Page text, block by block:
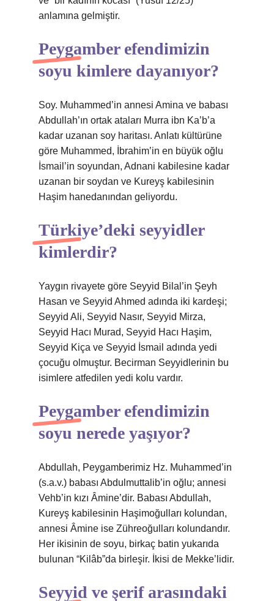
anlamına gelmiştir.
Peygamber efendimizin
soyu kimlere dayanıyor?
Soy. Muhammed’in annesi Amina ve babası
Abdullah’ın ortak ataları Murra ibn Ka’b’a
kadar uzanan soy haritası. Anlatı kültürüne
göre Muhammed, İbrahim’in en büyük oğlu
İsmail’in soyundan, Adnani kabilesine kadar
uzanan bir soydan ve Kureyş kabilesinin
Haşim hanedanından geliyordu.
Türkiye’deki seyyidler
kimlerdir?
Yaygın rivayete göre Seyyid Bilal’in Şeyh
Hasan ve Seyyid Ahmed adında iki kardeşi;
Seyyid Ali, Seyyid Nasır, Seyyid Mirza,
Seyyid Hacı Murad, Seyyid Hacı Haşim,
Seyyid Kiça ve Seyyid İsmail adında yedi
çocuğu olmuştur. Becirman Seyyidlerinin bu
isimlere atfedilen yedi kolu vardır.
Peygamber efendimizin
soyu nerede yaşıyor?
Abdullah, Peygamberimiz Hz. Muhammed’in
(s.a.v.) babası Abdulmuttalib’in oğlu; annesi
Vehb’in kızı Âmine’dir. Babası Abdullah,
Kureyş kabilesinin Haşimoğulları kolundan,
annesi Âmine ise Zühreoğulları kolundandır.
Her ikisinin de soyu, birkaç batin yukarıda
bulunan “Kilâb”da birleşir. İkisi de Mekke’lidir.
Seyyid ve şerif arasındaki